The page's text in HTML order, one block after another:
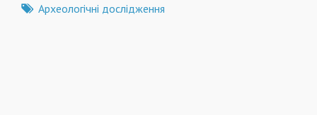
Археологічні дослідження